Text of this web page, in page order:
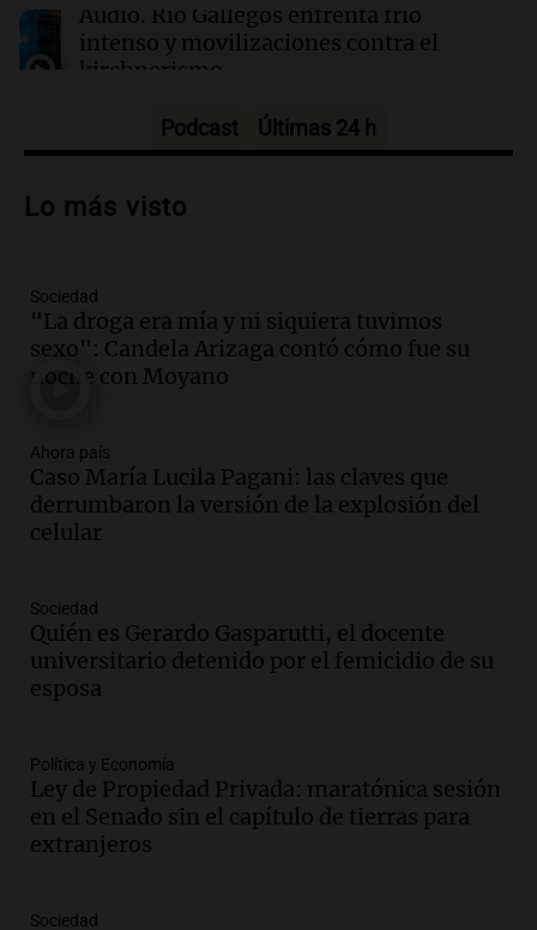
Audio. Río Gallegos enfrenta frío
intenso y movilizaciones contra el
kirchnerismo
Audio.Debate en el Senado sobre
la soberanía digital en Argentina
Audio.
de semana helado y ciudadanos
marchan contra reforma de tierras
Panorama Federal
Audio.
El "Mono" de Kapanga
adelantó su show en Rosario.
Viva la Radio Rosario
Episodios
en suspenso a hombre por simular robo
de recaudación en San Luis
Panorama Federal
Episodios
ayuda por problemas de fertilidad y la
ostentación de millonarios
Amamos Argentina
Episodios
avanza con testimonios clave sobre el
Podcast Últimas 24 h
Lo más visto
Sociedad
"La droga era mía y ni siquiera tuvimos
sexo": Candela Arizaga contó cómo fue su
noche con Moyano
Ahora país
Caso María Lucila Pagani: las claves que
derrumbaron la versión de la explosión del
celular
Sociedad
Quién es Gerardo Gasparutti, el docente
universitario detenido por el femicidio de su
esposa
Política y Economía
Ley de Propiedad Privada: maratónica sesión
en el Senado sin el capítulo de tierras para
extranjeros
Sociedad